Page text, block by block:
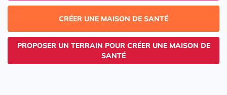
CRÉER UNE MAISON DE SANTÉ
PROPOSER UN TERRAIN POUR CRÉER UNE MAISON DE
SANTÉ